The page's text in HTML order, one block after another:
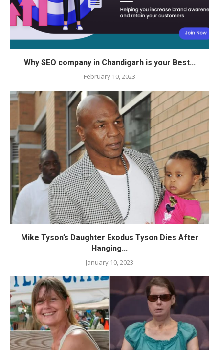
Why SEO company in Chandigarh is your Best...
February 10, 2023
Mike Tyson’s Daughter Exodus Tyson Dies After
Hanging...
January 10, 2023